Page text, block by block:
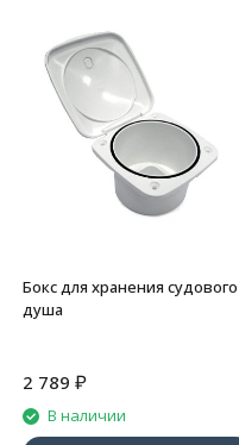
Бокс для хранения судового
душа
2 789 ₽
В наличии